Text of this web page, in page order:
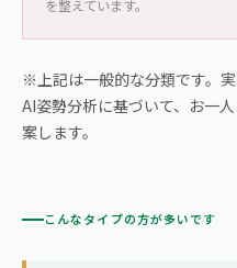
を整えています。
※上記は一般的な分類です。
AI姿勢分析に基づいて、お一
案します。
こんなタイプの方が多いです